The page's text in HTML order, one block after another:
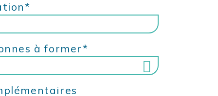
250 salariés
à former*